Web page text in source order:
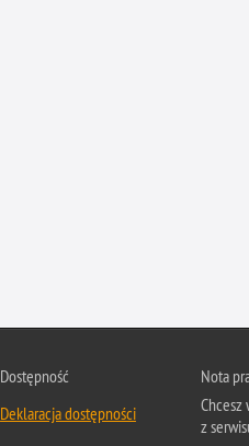
Dostępność
Deklaracja dostępności
Nota
Chcesz
z